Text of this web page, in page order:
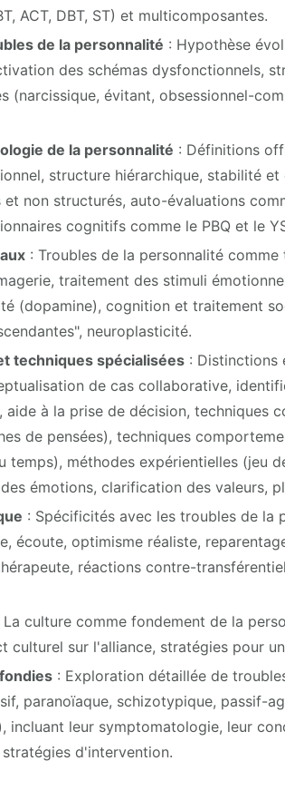
ACT, DBT, ST) et multicomposantes.
de la personnalité : Hypothèse
des schémas dysfonctionnels,
(narcissique, évitant, obsessionnel-
de la personnalité : Définitions
structure hiérarchique, stabilité
non structurés, auto-évaluations
cognitifs comme le PBQ et le
: Troubles de la personnalité
traitement des stimuli
(dopamine), cognition et traitement
neuroplasticité.
techniques spécialisées : Distinctions
de cas collaborative,
aide à la prise de décision, techniques
de pensées), techniques
temps), méthodes expérientielles (jeu
émotions, clarification des valeurs,
: Spécificités avec les troubles de la
écoute, optimisme réaliste,
réactions contre-
La culture comme fondement de la
culturel sur l'alliance, stratégies pour
: Exploration détaillée de
paranoïaque, schizotypique, passif-
incluant leur symptomatologie, leur
d'intervention.